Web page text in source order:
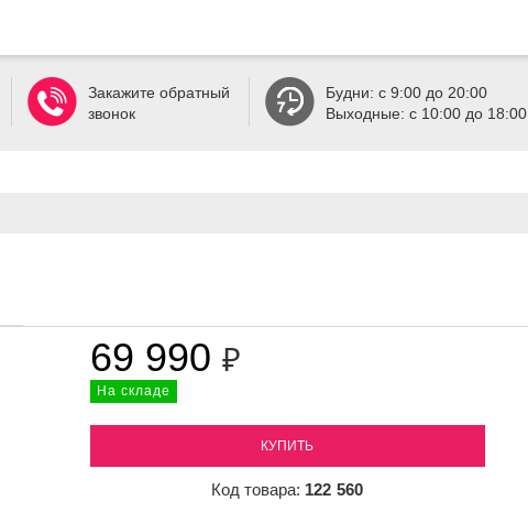
Закажите обратный
звонок
Будни: с 9:00 до 20:00
Выходные: с 10:00 до 18:00
69 990 ₽
На складе
КУПИТЬ
Код товара: 122 560